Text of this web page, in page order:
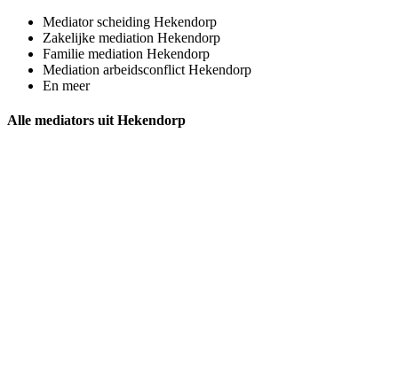
Mediator scheiding Hekendorp
Zakelijke mediation Hekendorp
Familie mediation Hekendorp
Mediation arbeidsconflict Hekendorp
En meer
Alle mediators uit Hekendorp